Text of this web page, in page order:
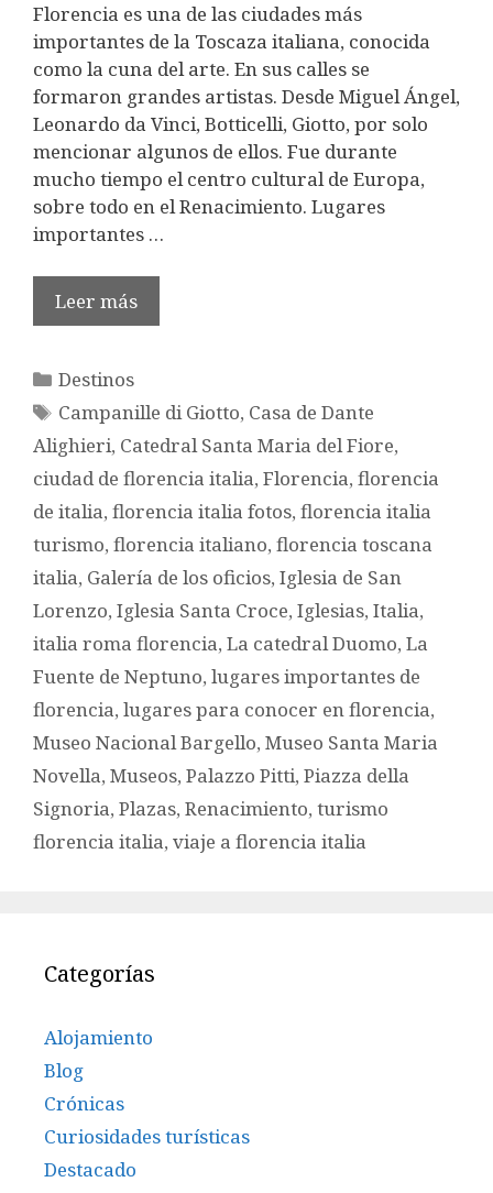
Florencia es una de las ciudades más
importantes de la Toscaza italiana, conocida
como la cuna del arte. En sus calles se
formaron grandes artistas. Desde Miguel Ángel,
Leonardo da Vinci, Botticelli, Giotto, por solo
mencionar algunos de ellos. Fue durante
mucho tiempo el centro cultural de Europa,
sobre todo en el Renacimiento. Lugares
importantes …
Leer más
Categorías
Destinos
Etiquetas
Campanille di Giotto, Casa de Dante
Alighieri, Catedral Santa Maria del Fiore,
ciudad de florencia italia, Florencia, florencia
de italia, florencia italia fotos, florencia italia
turismo, florencia italiano, florencia toscana
italia, Galería de los oficios, Iglesia de San
Lorenzo, Iglesia Santa Croce, Iglesias, Italia,
italia roma florencia, La catedral Duomo, La
Fuente de Neptuno, lugares importantes de
florencia, lugares para conocer en florencia,
Museo Nacional Bargello, Museo Santa Maria
Novella, Museos, Palazzo Pitti, Piazza della
Signoria, Plazas, Renacimiento, turismo
florencia italia, viaje a florencia italia
Categorías
Alojamiento
Blog
Crónicas
Curiosidades turísticas
Destacado